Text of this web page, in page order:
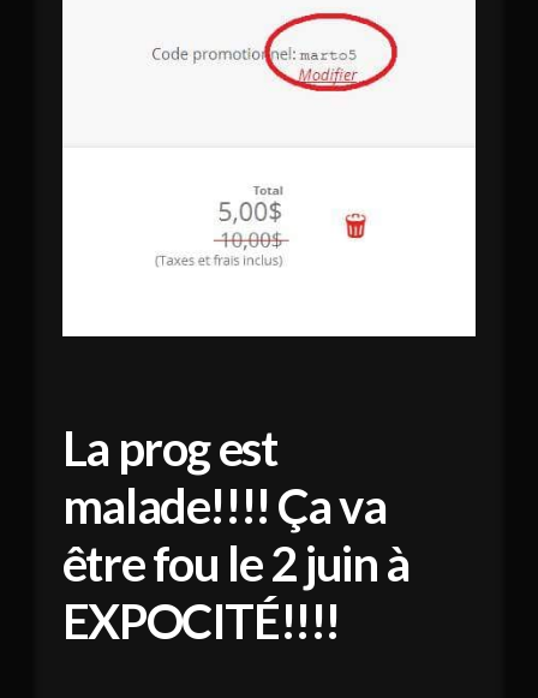
La prog est
malade!!!! Ça va
être fou le 2 juin à
EXPOCITÉ!!!!